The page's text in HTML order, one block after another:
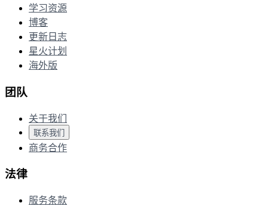
学习资源
博客
更新日志
星火计划
海外版
团队
关于我们
联系我们
商务合作
法律
服务条款